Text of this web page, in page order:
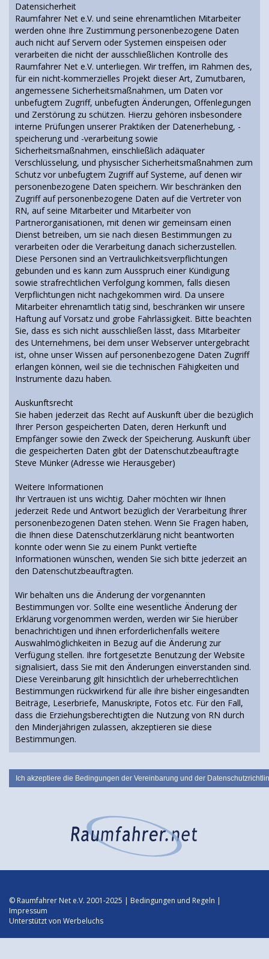
Datensicherheit
Raumfahrer Net e.V. und seine ehrenamtlichen Mitarbeiter
werden ohne Ihre Zustimmung personenbezogene Daten
auch nicht auf Servern oder Systemen einspeisen oder
verarbeiten die nicht der ausschließlichen Kontrolle des
Raumfahrer Net e.V. unterliegen. Wir treffen, im Rahmen des,
für ein nicht-kommerzielles Projekt dieser Art, Zumutbaren,
angemessene Sicherheitsmaßnahmen, um Daten vor
unbefugtem Zugriff, unbefugten Änderungen, Offenlegungen
und Zerstörung zu schützen. Hierzu gehören insbesondere
interne Prüfungen unserer Praktiken der Datenerhebung, -
speicherung und -verarbeitung sowie
Sicherheitsmaßnahmen, einschließlich adäquater
Verschlüsselung, und physischer Sicherheitsmaßnahmen zum
Schutz vor unbefugtem Zugriff auf Systeme, auf denen wir
personenbezogene Daten speichern. Wir beschränken den
Zugriff auf personenbezogene Daten auf die Vertreter von
RN, auf seine Mitarbeiter und Mitarbeiter von
Partnerorganisationen, mit denen wir gemeinsam einen
Dienst betreiben, um sie nach diesen Bestimmungen zu
verarbeiten oder die Verarbeitung danach sicherzustellen.
Diese Personen sind an Vertraulichkeitsverpflichtungen
gebunden und es kann zum Ausspruch einer Kündigung
sowie strafrechtlichen Verfolgung kommen, falls diesen
Verpflichtungen nicht nachgekommen wird. Da unsere
Mitarbeiter ehrenamtlich tätig sind, beschränken wir unsere
Haftung auf Vorsatz und grobe Fahrlässigkeit. Bitte beachten
Sie, dass es sich nicht ausschließen lässt, dass Mitarbeiter
des Unternehmens, bei dem unser Webserver untergebracht
ist, ohne unser Wissen auf personenbezogene Daten Zugriff
erlangen können, weil sie die technischen Fähigkeiten und
Instrumente dazu haben.
Auskunftsrecht
Sie haben jederzeit das Recht auf Auskunft über die bezüglich
Ihrer Person gespeicherten Daten, deren Herkunft und
Empfänger sowie den Zweck der Speicherung. Auskunft über
die gespeicherten Daten gibt der Datenschutzbeauftragte
Steve Münker (Adresse wie Herausgeber)
Weitere Informationen
Ihr Vertrauen ist uns wichtig. Daher möchten wir Ihnen
jederzeit Rede und Antwort bezüglich der Verarbeitung Ihrer
personenbezogenen Daten stehen. Wenn Sie Fragen haben,
die Ihnen diese Datenschutzerklärung nicht beantworten
konnte oder wenn Sie zu einem Punkt vertiefte
Informationen wünschen, wenden Sie sich bitte jederzeit an
den Datenschutzbeauftragten.
Wir behalten uns die Änderung der vorgenannten
Bestimmungen vor. Sollte eine wesentliche Änderung der
Erklärung vorgenommen werden, werden wir Sie hierüber
benachrichtigen und ihnen erforderlichenfalls weitere
Auswahlmöglichkeiten in Bezug auf die Änderung zur
Verfügung stellen. Ihre fortgesetzte Benutzung der Website
signalisiert, dass Sie mit den Änderungen einverstanden sind.
Diese Vereinbarung gilt hinsichtlich der urheberrechtlichen
Bestimmungen rückwirkend für alle ihre bisher eingesandten
Beiträge, Leserbriefe, Manuskripte, Fotos etc. Für den Fall,
dass die Erziehungsberechtigten die Nutzung von RN durch
den Minderjährigen zulassen, akzeptieren sie diese
Bestimmungen.
© Raumfahrer Net e.V. 2001-2025 | Bedingungen und Regeln |
Impressum
Unterstützt von Werbeluchs